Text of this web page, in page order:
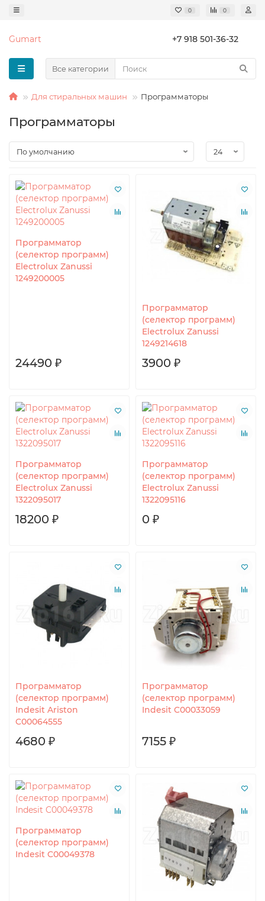
0 0
Gumart +7 918 501-36-32
Все категории
Для стиральных машин Программаторы
Программаторы
Программатор
(селектор программ)
Electrolux Zanussi
1249200005
24490 ₽
Программатор
(селектор программ)
Electrolux Zanussi
1249214618
3900 ₽
Программатор
(селектор программ)
Electrolux Zanussi
1322095017
18200 ₽
Программатор
(селектор программ)
Electrolux Zanussi
1322095116
0 ₽
Программатор
(селектор программ)
Indesit Ariston
C00064555
4680 ₽
Программатор
(селектор программ)
Indesit C00033059
7155 ₽
Программатор
(селектор программ)
Indesit C00049378